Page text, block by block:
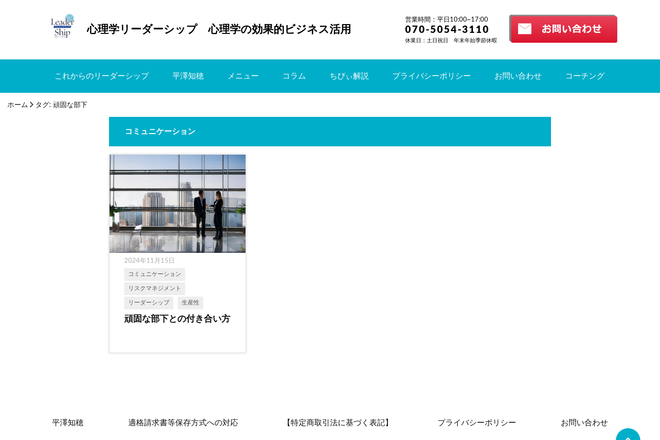
心理学リーダーシップ 心理学の効果的ビジネス活用
営業時間：平日10:00~17:00
070-5054-3110
休業日：土日祝日 年末年始季節休暇
これからのリーダーシップ 平澤知穂 メニュー コラム ちぴぃ解説 プライバシーポリシー お問い合わせ コーチング
ホーム タグ: 頑固な部下
コミュニケーション
2024年11月15日
コミュニケーション
リスクマネジメント
リーダーシップ 生産性
頑固な部下との付き合い方
平澤知穂 適格請求書等保存方式への対応 【特定商取引法に基づく表記】 プライバシーポリシー お問い合わせ